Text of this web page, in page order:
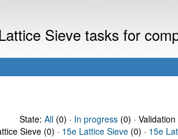
Sieve tasks for
State: All(0) · In progress(0) · Validation
Sieve (0) · 15e Lattice Sieve (0) · 15e